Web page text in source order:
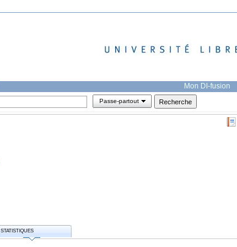
Mon DI-fusion
Passe-partout
STATISTIQUES